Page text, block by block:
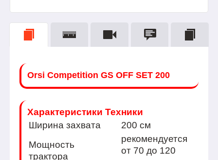
Orsi Сompetition GS OFF SET 200
Характеристики Техники
Ширина захвата
200 см
Мощность
трактора
рекомендуется
от 70 до 120